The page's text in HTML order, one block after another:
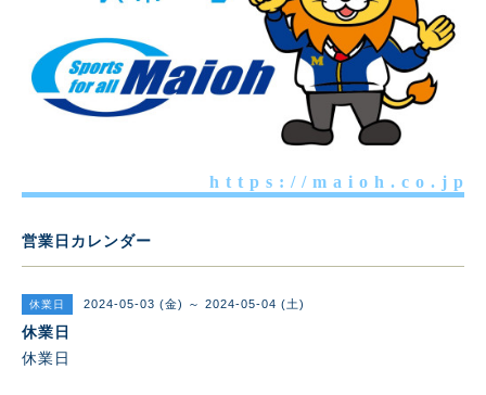
h t t p s : / / m a i o h . c o . j p
営業日カレンダー
休業日 2024-05-03 (金) ～ 2024-05-04 (土)
休業日
休業日